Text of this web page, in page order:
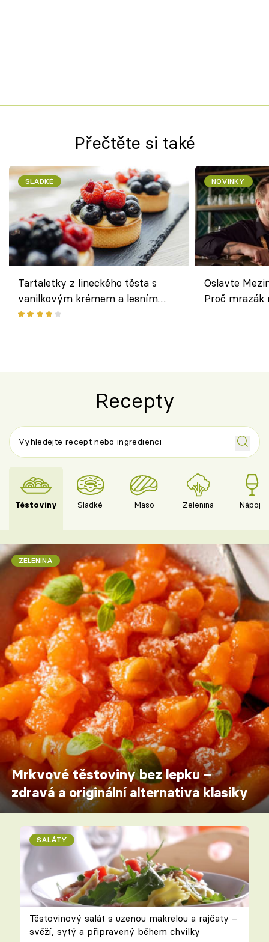
Přečtěte si také
SLADKÉ
Tartaletky z lineckého těsta s
vanilkovým krémem a lesním
ovocem podle Bread Society
NOVINKY
Oslavte
Proč
Recepty
Těstoviny Sladké Maso Zelenina Nápoje
ZELENINA
Mrkvové těstoviny bez lepku –
zdravá a originální alternativa klasiky
SALÁTY
Těstovinový salát s uzenou makrelou a rajčaty –
svěží, sytý a připravený během chvilky